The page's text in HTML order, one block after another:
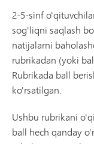
2-5-sinf
sog'liqni saqlash
natijalarni
rubrikadan (yoki
Rubrikada ball
ko'rsatilgan.
Ushbu rubrikani
ball hech qanday